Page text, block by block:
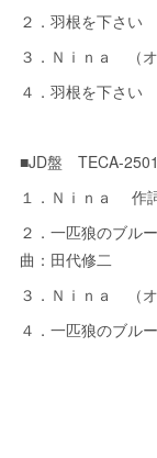
２．羽根を下さ
３．Ｎｉｎａ （オ
４．羽根を下さい
■JD盤 TECA-
１．Ｎｉｎａ 作
２．一匹狼のブ
曲：田代修二
３．Ｎｉｎａ （オ
４．一匹狼のブル